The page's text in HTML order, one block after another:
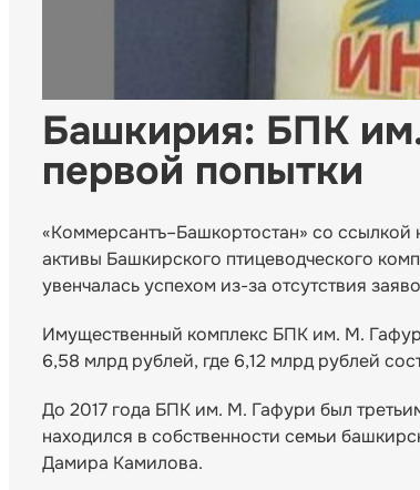
Башкирия: БПК
первой попытки
«Коммерсантъ–Башкортостан» со
активы Башкирского птицеводческого
увенчалась успехом из-за отсутствия
Имущественный комплекс БПК им. М.
6,58 млрд рублей, где 6,12 млрд рублей
До 2017 года БПК им. М. Гафури был
находился в собственности семьи
Дамира Камилова.